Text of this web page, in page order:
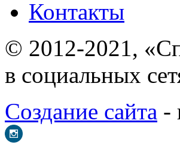
Контакты
© 2012-
в социальных
Создание сайта